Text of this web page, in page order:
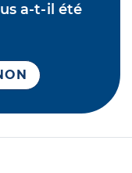
a-t-il été